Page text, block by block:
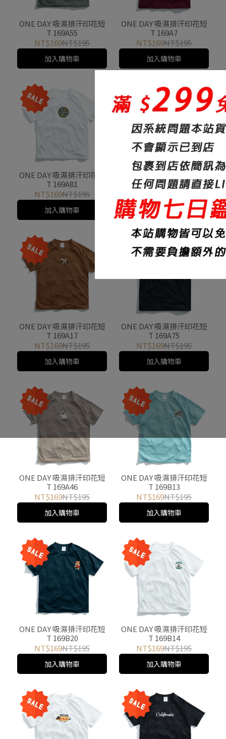
T 169A42
加入購物車
NT$169NT$195
加入購物車
ONE DAY 吸濕排汗印花短
加入購物車
ONE DAY 吸濕排汗印花短
T 169A65
NT$169NT$195
加入購物車
ONE DAY 吸濕排汗印花短
T 169A10
加入購物車
NT$169
NT$195
加入購物車
ONE DAY 吸濕排汗印花短
加入購物車
ONE DAY 吸濕排汗印花短
加入購物車
ONE DAY 吸濕排汗印花短
T 169A57
NT$169NT$195
加入購物車
ONE DAY 吸濕排汗印花短
NT$169NT$195
加入購物車
ONE DAY 吸濕排汗印花短
T 169A96
NT$169NT$195
加入購物車
ONE DAY 吸濕排汗印花短
T 169A86
NT$169NT$195
加入購物車
ONE DAY 吸濕排汗印花短
T 169A56
NT$169
NT$195
加入購物車
ONE DAY 吸濕排汗印花短
T 169A74
NT$169
NT$195
加入購物車
ONE DAY 吸濕排汗印花短
T 169A45
NT$169NT$195
加入購物車
ONE DAY 吸濕排汗印花短
T 169A49
NT$169NT$195
加入購物車
ONE DAY 吸濕排汗印花短
T 169A33
加入購物車
ONE DAY 吸濕排汗印花短
T 169A43
加入購物車